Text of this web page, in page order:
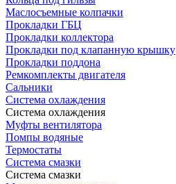
Маслосъемные колпачки
Прокладки ГБЦ
Прокладки коллектора
Прокладки под клапанную крышку
Прокладки поддона
Ремкомплекты двигателя
Сальники
Система охлаждения
Система охлаждения
Муфты вентилятора
Помпы водяные
Термостаты
Система смазки
Система смазки